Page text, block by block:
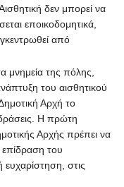
δεν μπορεί να
εποικοδομητικά,
από
μνημεία της πόλης,
του αισθητικού
Αρχή το
δράσεις. Η πρώτη
Αρχής πρέπει να
επίδραση του
ευχαρίστηση, στις